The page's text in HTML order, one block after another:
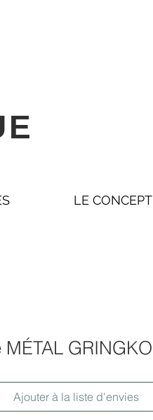
MÉTAL GRINGKO
Ajouter à la liste d'envies
LE CONCEPT